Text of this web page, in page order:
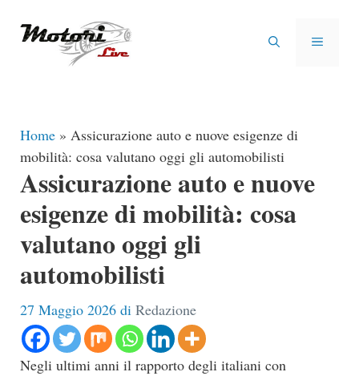
MENU
Home » Assicurazione auto e nuove esigenze di
mobilità: cosa valutano oggi gli automobilisti
Assicurazione auto e nuove
esigenze di mobilità: cosa
valutano oggi gli
automobilisti
27 Maggio 2026 di Redazione
Negli ultimi anni il rapporto degli italiani con